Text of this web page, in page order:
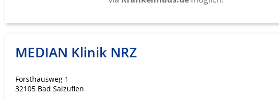
MEDIAN Klinik NRZ
Forsthausweg 1
32105 Bad Salzuflen
Werbung